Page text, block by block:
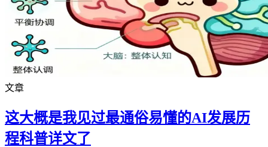
文章
这大概是我见过最通俗易懂的AI发展历
程科普详文了